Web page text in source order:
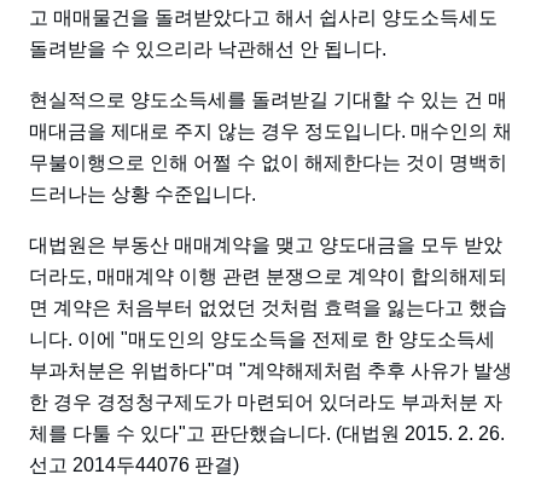
고 매매물건을 돌려받았다고 해서 쉽사리 양도소득세도
돌려받을 수 있으리라 낙관해선 안 됩니다.
현실적으로 양도소득세를 돌려받길 기대할 수 있는 건 매
매대금을 제대로 주지 않는 경우 정도입니다. 매수인의 채
무불이행으로 인해 어쩔 수 없이 해제한다는 것이 명백히
드러나는 상황 수준입니다.
대법원은 부동산 매매계약을 맺고 양도대금을 모두 받았
더라도, 매매계약 이행 관련 분쟁으로 계약이 합의해제되
면 계약은 처음부터 없었던 것처럼 효력을 잃는다고 했습
니다. 이에 "매도인의 양도소득을 전제로 한 양도소득세
부과처분은 위법하다"며 "계약해제처럼 추후 사유가 발생
한 경우 경정청구제도가 마련되어 있더라도 부과처분 자
체를 다툴 수 있다"고 판단했습니다. (대법원 2015. 2. 26.
선고 2014두44076 판결)